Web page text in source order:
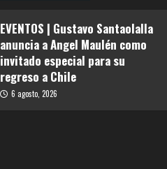
EVENTOS | Gustavo Santaolalla
anuncia a Angel Maulén como
invitado especial para su
regreso a Chile
6 agosto, 2026